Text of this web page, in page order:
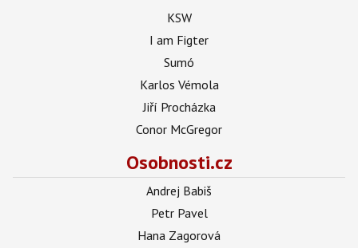
KSW
I am Figter
Sumó
Karlos Vémola
Jiří Procházka
Conor McGregor
Osobnosti.cz
Andrej Babiš
Petr Pavel
Hana Zagorová